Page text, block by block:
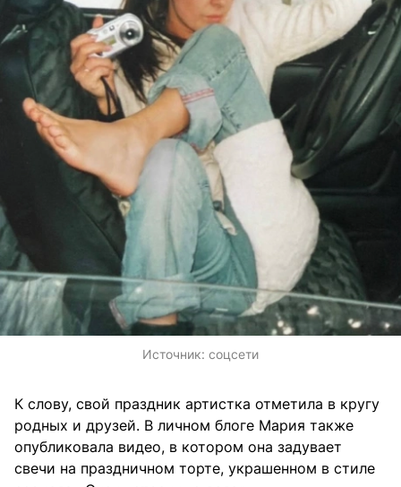
Источник: соцсети
К слову, свой праздник артистка отметила в кругу
родных и друзей. В личном блоге Мария также
опубликовала видео, в котором она задувает
свечи на праздничном торте, украшенном в стиле